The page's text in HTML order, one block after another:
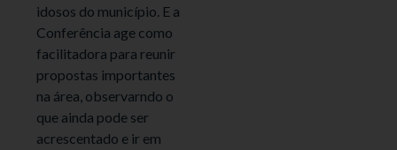
idosos do município. E a
Conferência age como
facilitadora para reunir
propostas importantes
na área, observarndo o
que ainda pode ser
acrescentado e ir em